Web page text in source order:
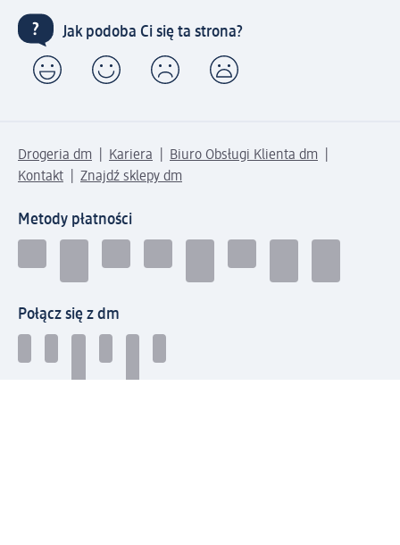
Jak podoba Ci się ta strona?
Drogeria dm Kariera
Biuro Obsługi Klienta dm
Kontakt
Znajdź sklepy dm
Metody płatności
Połącz się z dm